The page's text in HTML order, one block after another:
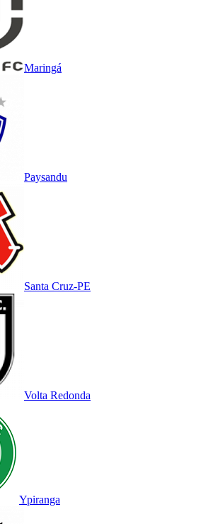
Maringá
Paysandu
Santa Cruz-PE
Volta Redonda
Ypiranga